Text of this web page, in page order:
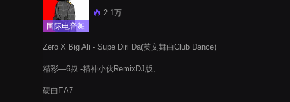
国际电音舞
2.1万
Zero X Big Ali - Supe Diri Da(英文舞曲Club Dance)
精彩—6叔.-精神小伙RemixDJ版、
硬曲EA7